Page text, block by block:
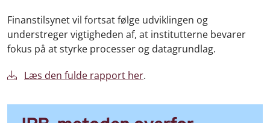
Finanstilsynet vil fortsat følge udviklingen og
understreger vigtigheden af, at institutterne bevarer
fokus på at styrke processer og datagrundlag.
Læs den fulde rapport her.